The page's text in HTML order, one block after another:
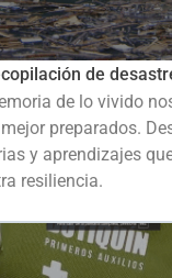
de
de lo vivido
preparados.
y aprendizajes
resiliencia.